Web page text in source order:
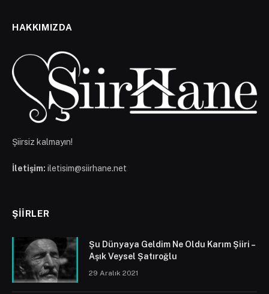
HAKKIMIZDA
Şiirsiz kalmayın!
İletişim: iletisim@siirhane.net
ŞIIRLER
Şu Dünyaya Geldim Ne Oldu Karım Şiiri –
Aşık Veysel Şatıroğlu
29 Aralık 2021